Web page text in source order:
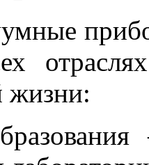
жизни: